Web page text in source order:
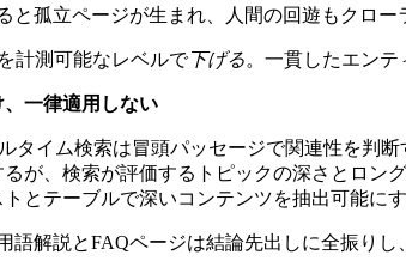
と孤立ページが生まれ、人間の回遊もクロ
計測可能なレベルで下げる。一貫したエン
一律適用しない
タイム検索は冒頭パッセージで関連性を判
が、検索が評価するトピックの深さとロン
とテーブルで深いコンテンツを抽出可能に
解説とFAQページは結論先出しに全振り